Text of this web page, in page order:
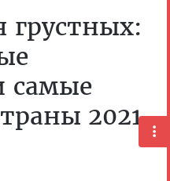
грустных:
самые
2021